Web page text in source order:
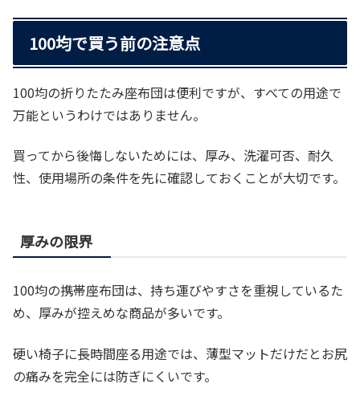
100均で買う前の注意点
100均の折りたたみ座布団は便利ですが、すべての用途で
万能というわけではありません。
買ってから後悔しないためには、厚み、洗濯可否、耐久
性、使用場所の条件を先に確認しておくことが大切です。
厚みの限界
100均の携帯座布団は、持ち運びやすさを重視しているた
め、厚みが控えめな商品が多いです。
硬い椅子に長時間座る用途では、薄型マットだけだとお尻
の痛みを完全には防ぎにくいです。